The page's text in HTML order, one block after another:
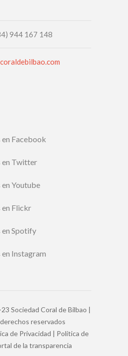
944 167 148
en Facebook
en Twitter
en Youtube
en Flickr
en Spotify
en Instagram
Sociedad Coral de Bilbao |
reservados
de Privacidad | Política de
de la transparencia